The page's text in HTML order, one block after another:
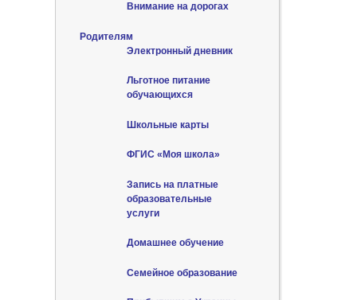
Внимание на дорогах
Родителям
Электронный дневник
Льготное питание
обучающихся
Школьные карты
ФГИС «Моя школа»
Запись на платные
образовательные
услуги
Домашнее обучение
Семейное образование